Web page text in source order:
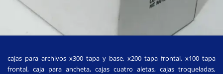
cajas para archivos x300 tapa y base, x200 tapa frontal, x100 tapa
frontal, caja para ancheta, cajas cuatro aletas, cajas troqueladas,